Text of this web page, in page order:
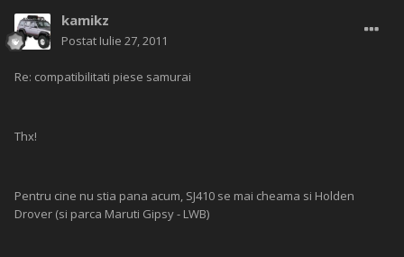
kamikz
Postat Iulie 27, 2011
Re: compatibilitati piese samurai
Thx!
Pentru cine nu stia pana acum, SJ410 se mai cheama si Holden
Drover (si parca Maruti Gipsy - LWB)